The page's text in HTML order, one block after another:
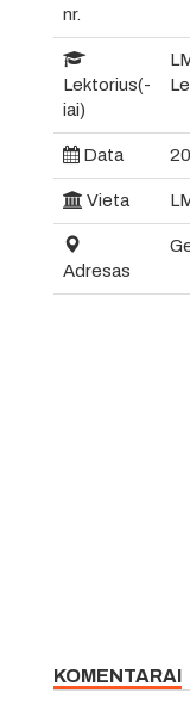
nr.
Lektorius(-
iai)
Data
Vieta
Adresas
KOMENTARAI